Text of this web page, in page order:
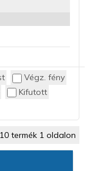
Végz. fény
Kifutott
10 termék 1 oldalon